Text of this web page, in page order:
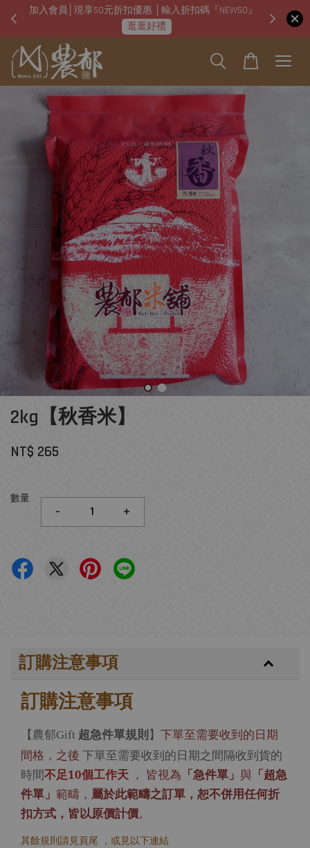
加入會員│現享50元折扣優惠 │輸入折扣碼『NEW50』
逛逛好禮
即日
2kg【秋香米】
NT$ 265
數量
- +
訂購注意事項
訂購注意事項
【農郁Gift 超急件單規則】 下單至需要收到的日期
間格，之後 下單至需要收到的日期之間隔收到貨的
時間不足10個工作天 ， 皆視為 「急件單」 與 「超急
件單」 範疇， 屬於此範疇之訂單，恕不併用任何折
扣方式，皆以原價計價。
其餘規則請見頁尾 ，或見以下連結